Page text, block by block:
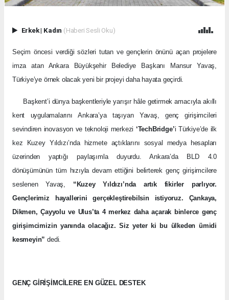
Erkek| Kadın (Haberi Sesli Oku)
Seçim öncesi verdiği sözleri tutan ve gençlerin önünü açan projelere
imza atan Ankara Büyükşehir Belediye Başkanı Mansur Yavaş,
Türkiye’ye örnek olacak yeni bir projeyi daha hayata geçirdi.
Başkent’i dünya başkentleriyle yarışır hâle getirmek amacıyla akıllı
kent uygulamalarını Ankara’ya taşıyan Yavaş, genç girişimcileri
sevindiren inovasyon ve teknoloji merkezi ‘TechBridge’i Türkiye’de ilk
kez Kuzey Yıldızı’nda hizmete açtıklarını sosyal medya hesapları
üzerinden yaptığı paylaşımla duyurdu. Ankara’da BLD 4.0
dönüşümünün tüm hızıyla devam ettiğini belirterek genç girişimcilere
seslenen Yavaş, “Kuzey Yıldızı’nda artık fikirler parlıyor.
Gençlerimiz hayallerini gerçekleştirebilsin istiyoruz. Çankaya,
Dikmen, Çayyolu ve Ulus’ta 4 merkez daha açarak binlerce genç
girişimcimizin yanında olacağız. Siz yeter ki bu ülkeden ümidi
kesmeyin” dedi.
GENÇ GİRİŞİMCİLERE EN GÜZEL DESTEK